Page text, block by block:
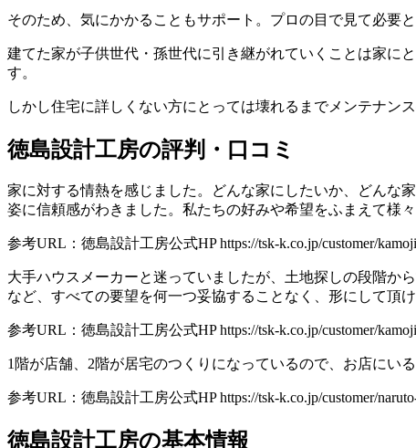
そのため、気にかかることもサポート。プロの目で見て必要
建てた家が子供世代・孫世代に引き継がれていくことは家に
す。
しかし住宅に詳しくない方にとっては壊れるまでメンテナン
徳島設計工房の評判・口コミ
家に対する情熱を感じました。どんな家にしたいか、どんな
姿に信頼感がわきました。私たちの好みや希望をふまえて様
参考URL：徳島設計工房公式HP https://tsk-k.co.jp/customer/
大手ハウスメーカーと迷っていましたが、土地探しの段階か
など、すべての要望を何一つ妥協することなく、形にして頂
参考URL：徳島設計工房公式HP https://tsk-k.co.jp/customer/
1階が店舗、2階が居宅のつくりになっているので、お店にい
参考URL：徳島設計工房公式HP https://tsk-k.co.jp/customer/
徳島設計工房の基本情報